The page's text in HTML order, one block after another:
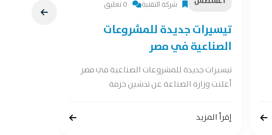
شركة التقنية 0 تعليق
تيسيرات جديدة للمشروعات
الصناعية في مصر
تيسيرات جديدة للمشروعات الصناعية في مصر
أعلنت وزارة الصناعة عن تدشين حزمة
إقرأ المزيد